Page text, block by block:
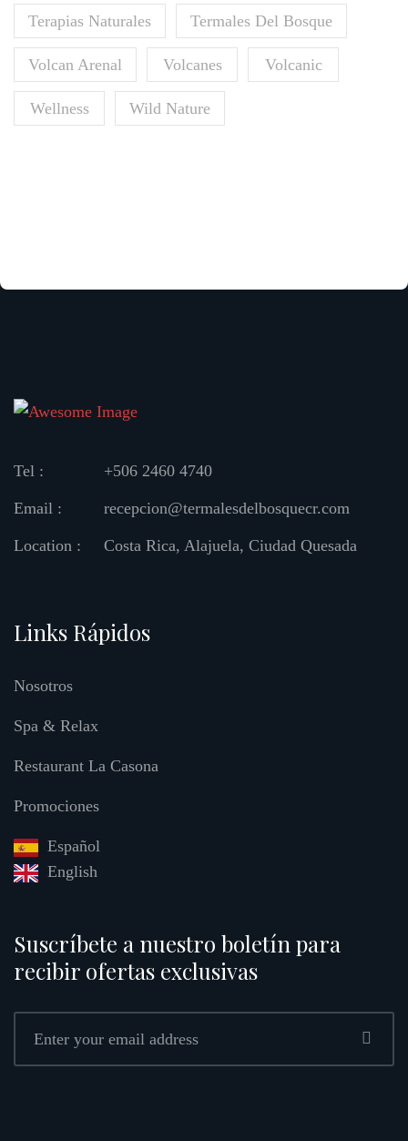
Terapias Naturales Termales Del Bosque
Volcan Arenal Volcanes Volcanic
Wellness Wild Nature
Tel : +506 2460 4740
Email : recepcion@termalesdelbosquecr.com
Location : Costa Rica, Alajuela, Ciudad Quesada
Links Rápidos
Nosotros
Spa & Relax
Restaurant La Casona
Promociones
Español
English
Suscríbete a nuestro boletín para
recibir ofertas exclusivas